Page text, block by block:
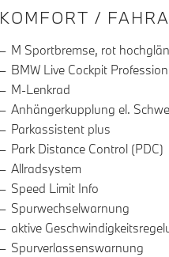
KOMFORT /
M Sportbremse, rot
BMW Live Cockpit
M-Lenkrad
Anhängerkupplung el.
Parkassistent plus
Park Distance Control (PDC)
Allradsystem
Speed Limit Info
Spurwechselwarnung
aktive
Spurverlassenswarnung